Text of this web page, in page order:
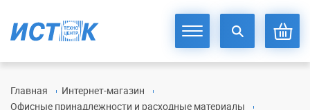
Главная
Интернет-магазин
Офисные принадлежности и расходные материалы